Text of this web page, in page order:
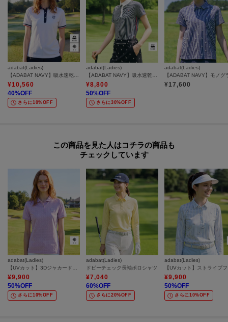
adabat(Ladies)
¥10,560
40%OFF
さらに10%OFF
adabat(Ladies)
¥8,800
50%OFF
さらに30%OFF
adabat(Ladies)
¥17,600
この商品を見た人はコチラの商品も
チェックしています
adabat(Ladies)
【UVカット】3Dジャカード半袖ポロシャツ
¥9,900
50%OFF
さらに10%OFF
adabat(Ladies)
ドビーチェック長袖ポロシャツ
¥7,040
60%OFF
さらに20%OFF
adabat(Ladies)
¥9,900
50%OFF
さらに10%OFF